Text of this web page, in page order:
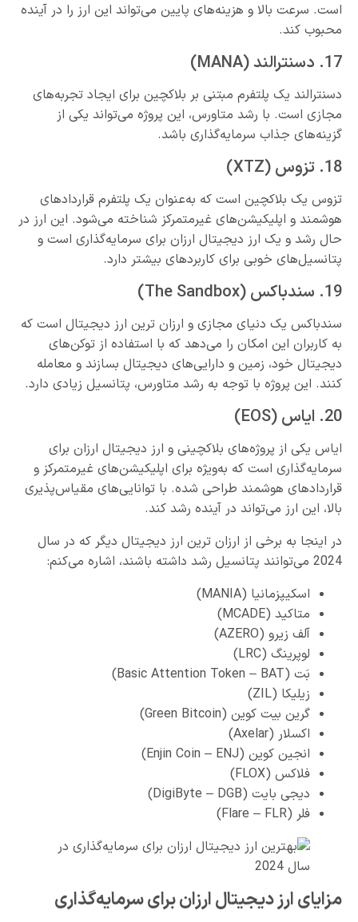
است. سرعت بالا و هزینه‌های پایین می‌تواند این ارز را در آینده
محبوب کند.
17. دسنترالند (MANA)
دسنترالند یک پلتفرم مبتنی بر بلاکچین برای ایجاد تجربه‌های
مجازی است. با رشد متاورس، این پروژه می‌تواند یکی از
گزینه‌های جذاب سرمایه‌گذاری باشد.
18. تزوس (XTZ)
تزوس یک بلاکچین است که به‌عنوان یک پلتفرم قراردادهای
هوشمند و اپلیکیشن‌های غیرمتمرکز شناخته می‌شود. این ارز در
حال رشد و یک ارز دیجیتال ارزان برای سرمایه‌گذاری است و
پتانسیل‌های خوبی برای کاربردهای بیشتر دارد.
19. سندباکس (The Sandbox)
سندباکس یک دنیای مجازی و ارزان ترین ارز دیجیتال است که
به کاربران این امکان را می‌دهد که با استفاده از توکن‌های
دیجیتال خود، زمین و دارایی‌های دیجیتال بسازند و معامله
کنند. این پروژه با توجه به رشد متاورس، پتانسیل زیادی دارد.
20. ایاس (EOS)
ایاس یکی از پروژه‌های بلاکچینی و ارز دیجیتال ارزان برای
سرمایه‌گذاری است که به‌ویژه برای اپلیکیشن‌های غیرمتمرکز و
قراردادهای هوشمند طراحی شده. با توانایی‌های مقیاس‌پذیری
بالا، این ارز می‌تواند در آینده رشد کند.
در اینجا به برخی از ارزان ترین ارز دیجیتال دیگر که در سال
2024 می‌توانند پتانسیل رشد داشته باشند، اشاره می‌کنم:
اسکیپزمانیا (MANIA)
متاکید (MCADE)
آلف زیرو (AZERO)
لوپرینگ (LRC)
بَت (Basic Attention Token – BAT)
زیلیکا (ZIL)
گرین بیت کوین (Green Bitcoin)
اکسلار (Axelar)
انجین کوین (Enjin Coin – ENJ)
فلاکس (FLOX)
دیجی بایت (DigiByte – DGB)
فلر (Flare – FLR)
مزایای ارز دیجیتال ارزان برای سرمایه‌گذاری